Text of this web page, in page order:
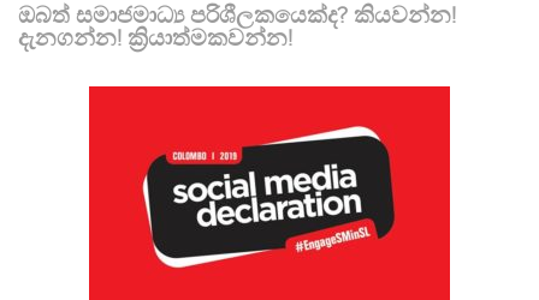
ඔබත් සමාජමාධ්‍ය පරිශීලකයෙක්ද? කියවන්න!
දැනගන්න! ක්‍රියාත්මකවන්න!